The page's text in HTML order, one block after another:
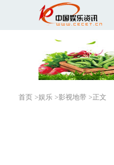
首页 >娱乐 >影视地带 >正文